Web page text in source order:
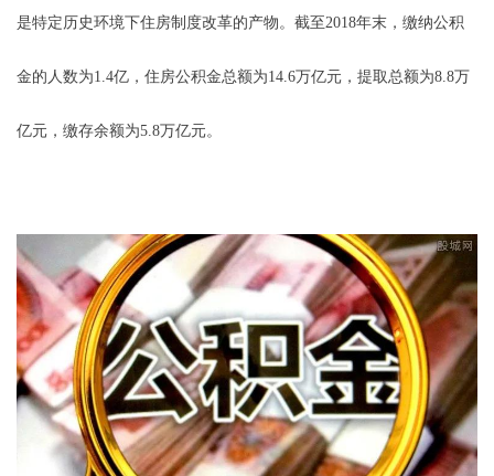
是特定历史环境下住房制度改革的产物。截至2018年末，缴纳公积
金的人数为1.4亿，住房公积金总额为14.6万亿元，提取总额为8.8万
亿元，缴存余额为5.8万亿元。